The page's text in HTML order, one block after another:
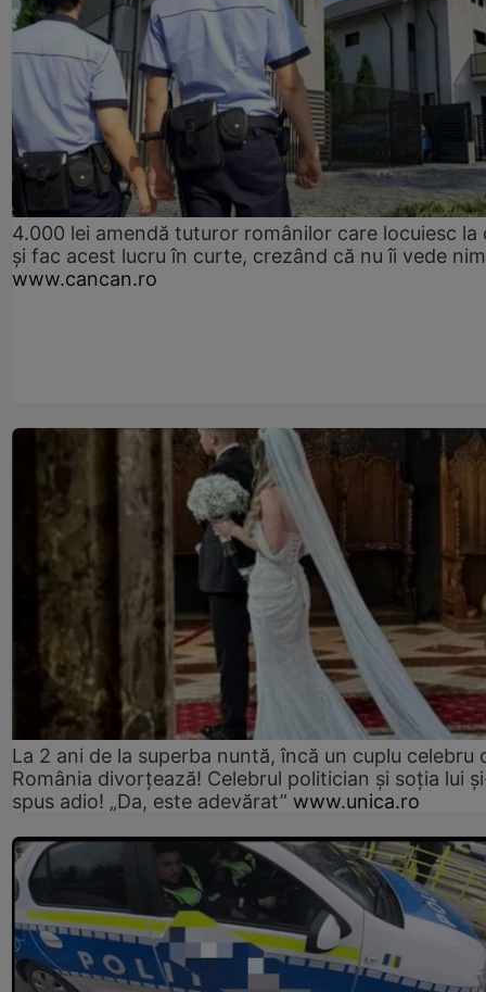
4.000 lei amendă tuturor românilor care locuiesc la
și fac acest lucru în curte, crezând că nu îi vede
www.cancan.ro
La 2 ani de la superba nuntă, încă un cuplu celebru
România divorțează! Celebrul politician și soția lui
spus adio! „Da, este adevărat” www.unica.ro